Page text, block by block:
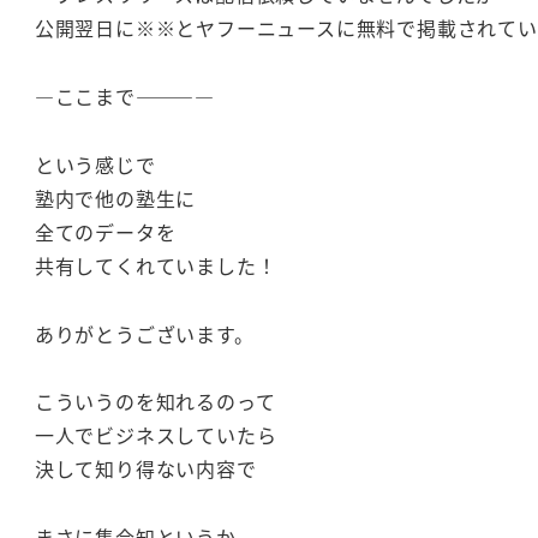
公開翌日に※※とヤフーニュースに無料で掲載されて
―ここまで――――
という感じで
塾内で他の塾生に
全てのデータを
共有してくれていました！
ありがとうございます。
こういうのを知れるのって
一人でビジネスしていたら
決して知り得ない内容で